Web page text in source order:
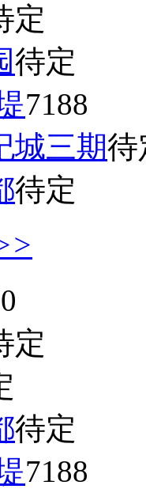
定
待定
7188
城三期待
待定
定
待定
7188